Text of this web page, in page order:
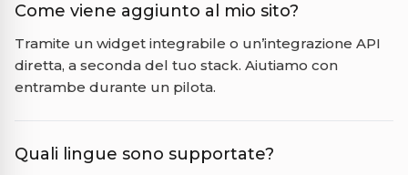
Come viene aggiunto al mio sito?
Tramite un widget integrabile o un’integrazione API
diretta, a seconda del tuo stack. Aiutiamo con
entrambe durante un pilota.
Quali lingue sono supportate?